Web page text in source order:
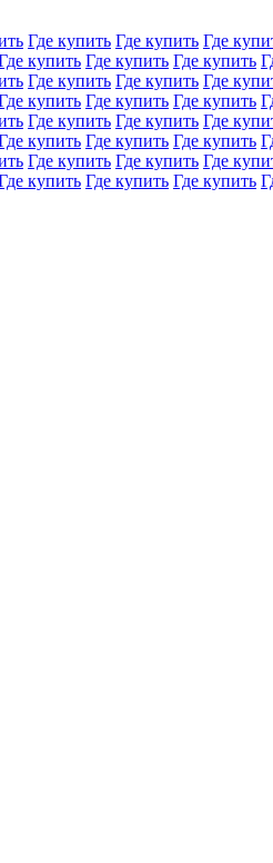
Где купить Где купить Где
купить Где купить Где купить
Где купить Где купить Где
купить Где купить Где купить
Где купить Где купить Где
купить Где купить Где купить
Где купить Где купить Где
купить Где купить Где купить